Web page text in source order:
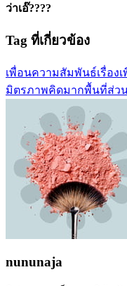
ว่าเอ๊????
Tag ที่เกี่ยวข้อง
เพื่อนความสัมพันธ์เรื่อง
มิตรภาพคิดมากพื้นที่ส่ว
nununaja